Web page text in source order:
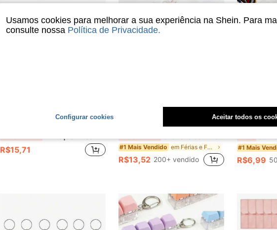
R$15,71 #1 Mais Vendido em Férias e Festas Pacotes de lembrancinhas de fes
R$13,52 200+ vendido
#1 Mais
R$6,99
Usamos cookies para melhorar a sua experiência na Shein. Para
consulte nossa Política de Privacidade.
Configurar cookies Aceitar todos os